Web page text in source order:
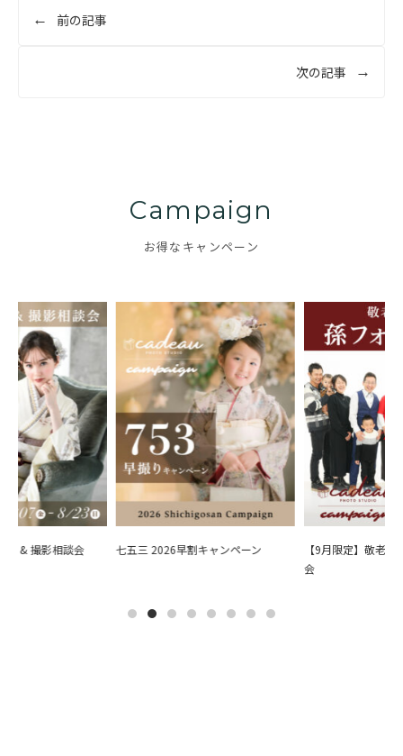
前の記事
次の記事
Campaign
お得なキャンペーン
& 撮影相談会 七五三 2026早割キャンペーン
【9月限定】敬老の
会